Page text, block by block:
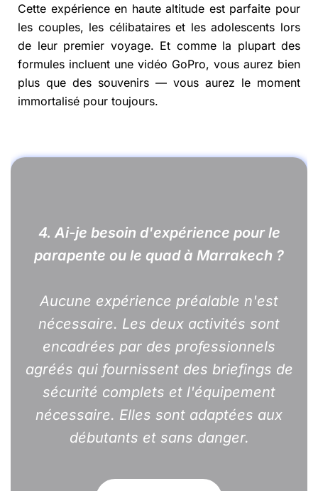
Cette expérience en haute altitude est parfaite pour
les couples, les célibataires et les adolescents lors
de leur premier voyage. Et comme la plupart des
formules incluent une vidéo GoPro, vous aurez bien
plus que des souvenirs — vous aurez le moment
immortalisé pour toujours.
4. Ai-je besoin d'expérience pour le
parapente ou le quad à Marrakech ?
Aucune expérience préalable n'est
nécessaire. Les deux activités sont
encadrées par des professionnels
agréés qui fournissent des briefings de
sécurité complets et l'équipement
nécessaire. Elles sont adaptées aux
débutants et sans danger.